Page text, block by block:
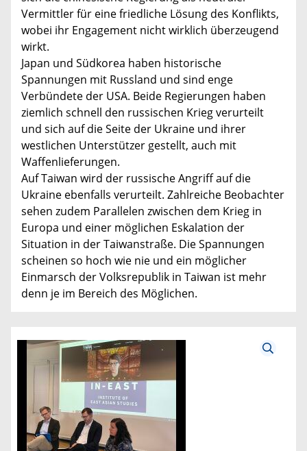
Vermittler für eine friedliche Lösung des Konflikts,
wobei ihr Engagement nicht wirklich überzeugend
wirkt.
Japan und Südkorea haben historische
Spannungen mit Russland und sind enge
Verbündete der USA. Beide Regierungen haben
ziemlich schnell den russischen Krieg verurteilt
und sich auf die Seite der Ukraine und ihrer
westlichen Unterstützer gestellt, auch mit
Waffenlieferungen.
Auf Taiwan wird der russische Angriff auf die
Ukraine ebenfalls verurteilt. Zahlreiche Beobachter
sehen zudem Parallelen zwischen dem Krieg in
Europa und einer möglichen Eskalation der
Situation in der Taiwanstraße. Die Spannungen
scheinen so hoch wie nie und ein möglicher
Einmarsch der Volksrepublik in Taiwan ist mehr
denn je im Bereich des Möglichen.